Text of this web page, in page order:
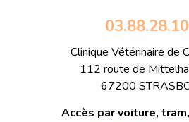
Clinique Vétérinaire de
112 route de
67200
Accès par voiture,